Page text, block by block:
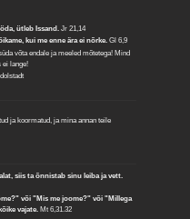
ütleb Issand.Jr 21,14
kui me enne ära ei nõrke.Gl 6,9
võta endale ja meeled mõtetega! Mind
ei lange!
ja koormatud, ja mina annan teile
siis ta õnnistab sinu leiba ja vett.
või "Mis me joome?" või "Millega
vajate. Mt 6,31.32